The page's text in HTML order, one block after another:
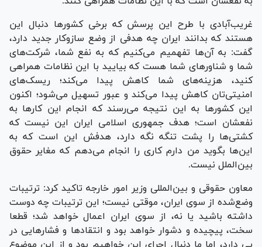
غریب‌آبادی با طرح این پرسش که برخی کشور‌ها دنبال این
هستند که بدانند ایران چه هدفی از وضع سازوکار جدید دارد،
گفت: به آن‌ها تفهمیم می‌کنیم که به نفع شما، شرکت‌های
شما و شناور‌های شما هست که بیایید با این نظامات همراهی
کنید، هزینه‌های شما کاهش پیدا می‌کند؛ ریسک‌های
امنیتی‌تان کاهش پیدا می‌کند و عبور تسهیل می‌شود؛ اکنون
این کشور‌ها به این نتیجه می‌رسند که انجام این کار‌ها به
نفعشان است؛ هدف جمهوری اسلامی ایران این نیست که
کشتی‌ها را پشت تنگه نگه دارد، هدفش این است که به
این‌ها بگوید من دارم کاری را انجام می‌دهم که مغایر حقوق
بین‌الملل نیست.
معاون حقوقی و بین‌المللی وزیر امور خارجه تاکید کرد: ترتیبات
وضع‌شده از سوی ایران، موقتی نیست؛ این ترتیبات چه دوست
داشته باشید یا نه، از سوی ایران اعمال خواهد شد؛ قطعا
سخت، پیچیده و دشوار خواهد بود و انتقاد‌ها و فشار‌هایی در
پی دارد، اما ما دنبال اجرای این خواهیم بود و از این موضوع